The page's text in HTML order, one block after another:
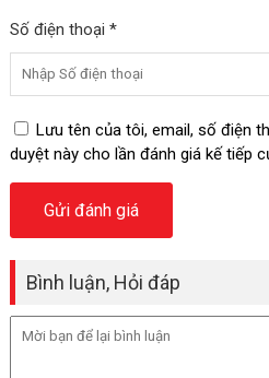
Số điện thoại *
Lưu tên của tôi, email, số điện
duyệt này cho lần đánh giá kế tiếp
Bình luận, Hỏi đáp